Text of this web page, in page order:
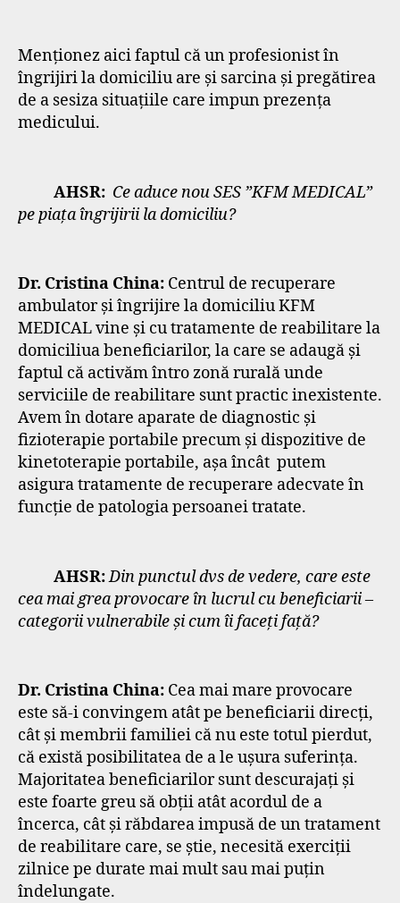
Menționez aici faptul că un profesionist în
îngrijiri la domiciliu are și sarcina și pregătirea
de a sesiza situațiile care impun prezența
medicului.
AHSR: Ce aduce nou SES ”KFM MEDICAL”
pe piața îngrijirii la domiciliu?
Dr. Cristina China: Centrul de recuperare
ambulator și îngrijire la domiciliu KFM
MEDICAL vine și cu tratamente de reabilitare la
domiciliua beneficiarilor, la care se adaugă și
faptul că activăm întro zonă rurală unde
serviciile de reabilitare sunt practic inexistente.
Avem în dotare aparate de diagnostic și
fizioterapie portabile precum și dispozitive de
kinetoterapie portabile, așa încât putem
asigura tratamente de recuperare adecvate în
funcție de patologia persoanei tratate.
AHSR:Din punctul dvs de vedere, care este
cea mai grea provocare în lucrul cu beneficiarii –
categorii vulnerabile și cum îi faceți față?
Dr. Cristina China: Cea mai mare provocare
este să-i convingem atât pe beneficiarii direcți,
cât și membrii familiei că nu este totul pierdut,
că există posibilitatea de a le ușura suferința.
Majoritatea beneficiarilor sunt descurajați și
este foarte greu să obții atât acordul de a
încerca, cât și răbdarea impusă de un tratament
de reabilitare care, se știe, necesită exerciții
zilnice pe durate mai mult sau mai puțin
îndelungate.